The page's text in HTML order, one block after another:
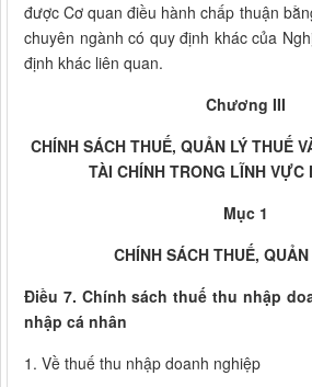
được Cơ quan điều hành chấp thuận
chuyên ngành có quy định khác của
định khác liên quan.
Chương III
CHÍNH SÁCH THUẾ, QUẢN LÝ THUẾ
TÀI CHÍNH TRONG LĨNH VỰC
Mục 1
CHÍNH SÁCH THUẾ,
Điều 7. Chính sách thuế thu nhập
nhập cá nhân
1. Về thuế thu nhập doanh nghiệp